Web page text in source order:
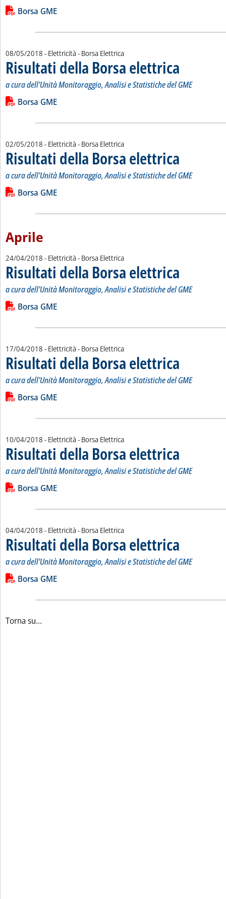
Leggi tutta la notizia: 'Risultati della Borsa elettrica'
Lista allegati PDF alla notizia
Borsa GME
08/05/2018 - Elettricità - Borsa Elettrica
Risultati della Borsa elettrica
a cura dell'Unità Monitoraggio, Analisi e Statistiche del GME
Leggi tutta la notizia: 'Risultati della Borsa elettrica'
Lista allegati PDF alla notizia
Borsa GME
02/05/2018 - Elettricità - Borsa Elettrica
Risultati della Borsa elettrica
a cura dell'Unità Monitoraggio, Analisi e Statistiche del GME
Leggi tutta la notizia: 'Risultati della Borsa elettrica '
Lista allegati PDF alla notizia
Borsa GME
Aprile
24/04/2018 - Elettricità - Borsa Elettrica
Risultati della Borsa elettrica
a cura dell'Unità Monitoraggio, Analisi e Statistiche del GME
Leggi tutta la notizia: 'Risultati della Borsa elettrica'
Lista allegati PDF alla notizia
Borsa GME
17/04/2018 - Elettricità - Borsa Elettrica
Risultati della Borsa elettrica
a cura dell'Unità Monitoraggio, Analisi e Statistiche del GME
Leggi tutta la notizia: 'Risultati della Borsa elettrica'
Lista allegati PDF alla notizia
Borsa GME
10/04/2018 - Elettricità - Borsa Elettrica
Risultati della Borsa elettrica
a cura dell'Unità Monitoraggio, Analisi e Statistiche del GME
Leggi tutta la notizia: 'Risultati della Borsa elettrica'
Lista allegati PDF alla notizia
Borsa GME
04/04/2018 - Elettricità - Borsa Elettrica
Risultati della Borsa elettrica
a cura dell'Unità Monitoraggio, Analisi e Statistiche del GME
Leggi tutta la notizia: 'Risultati della Borsa elettrica'
Lista allegati PDF alla notizia
Borsa GME
Torna su...